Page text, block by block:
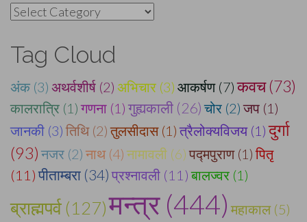
Categories
Tag Cloud
अंक (3) अथर्वशीर्ष (2) अभिचार (3) आकर्षण (7) कवच (73)
कालरात्रि (1) गणना (1) गुह्यकाली (26) चोर (2) जप (1)
जानकी (3) तिथि (2) तुलसीदास (1) त्रैलोक्यविजय (1) दुर्गा
(93) नजर (2) नाथ (4) नामावली (6) पद्मपुराण (1) पितृ
(11) पीताम्बरा (34) प्रश्नावली (11) बालज्वर (1)
ब्राह्मपर्व (127)मन्त्र (444) महाकाल (5)